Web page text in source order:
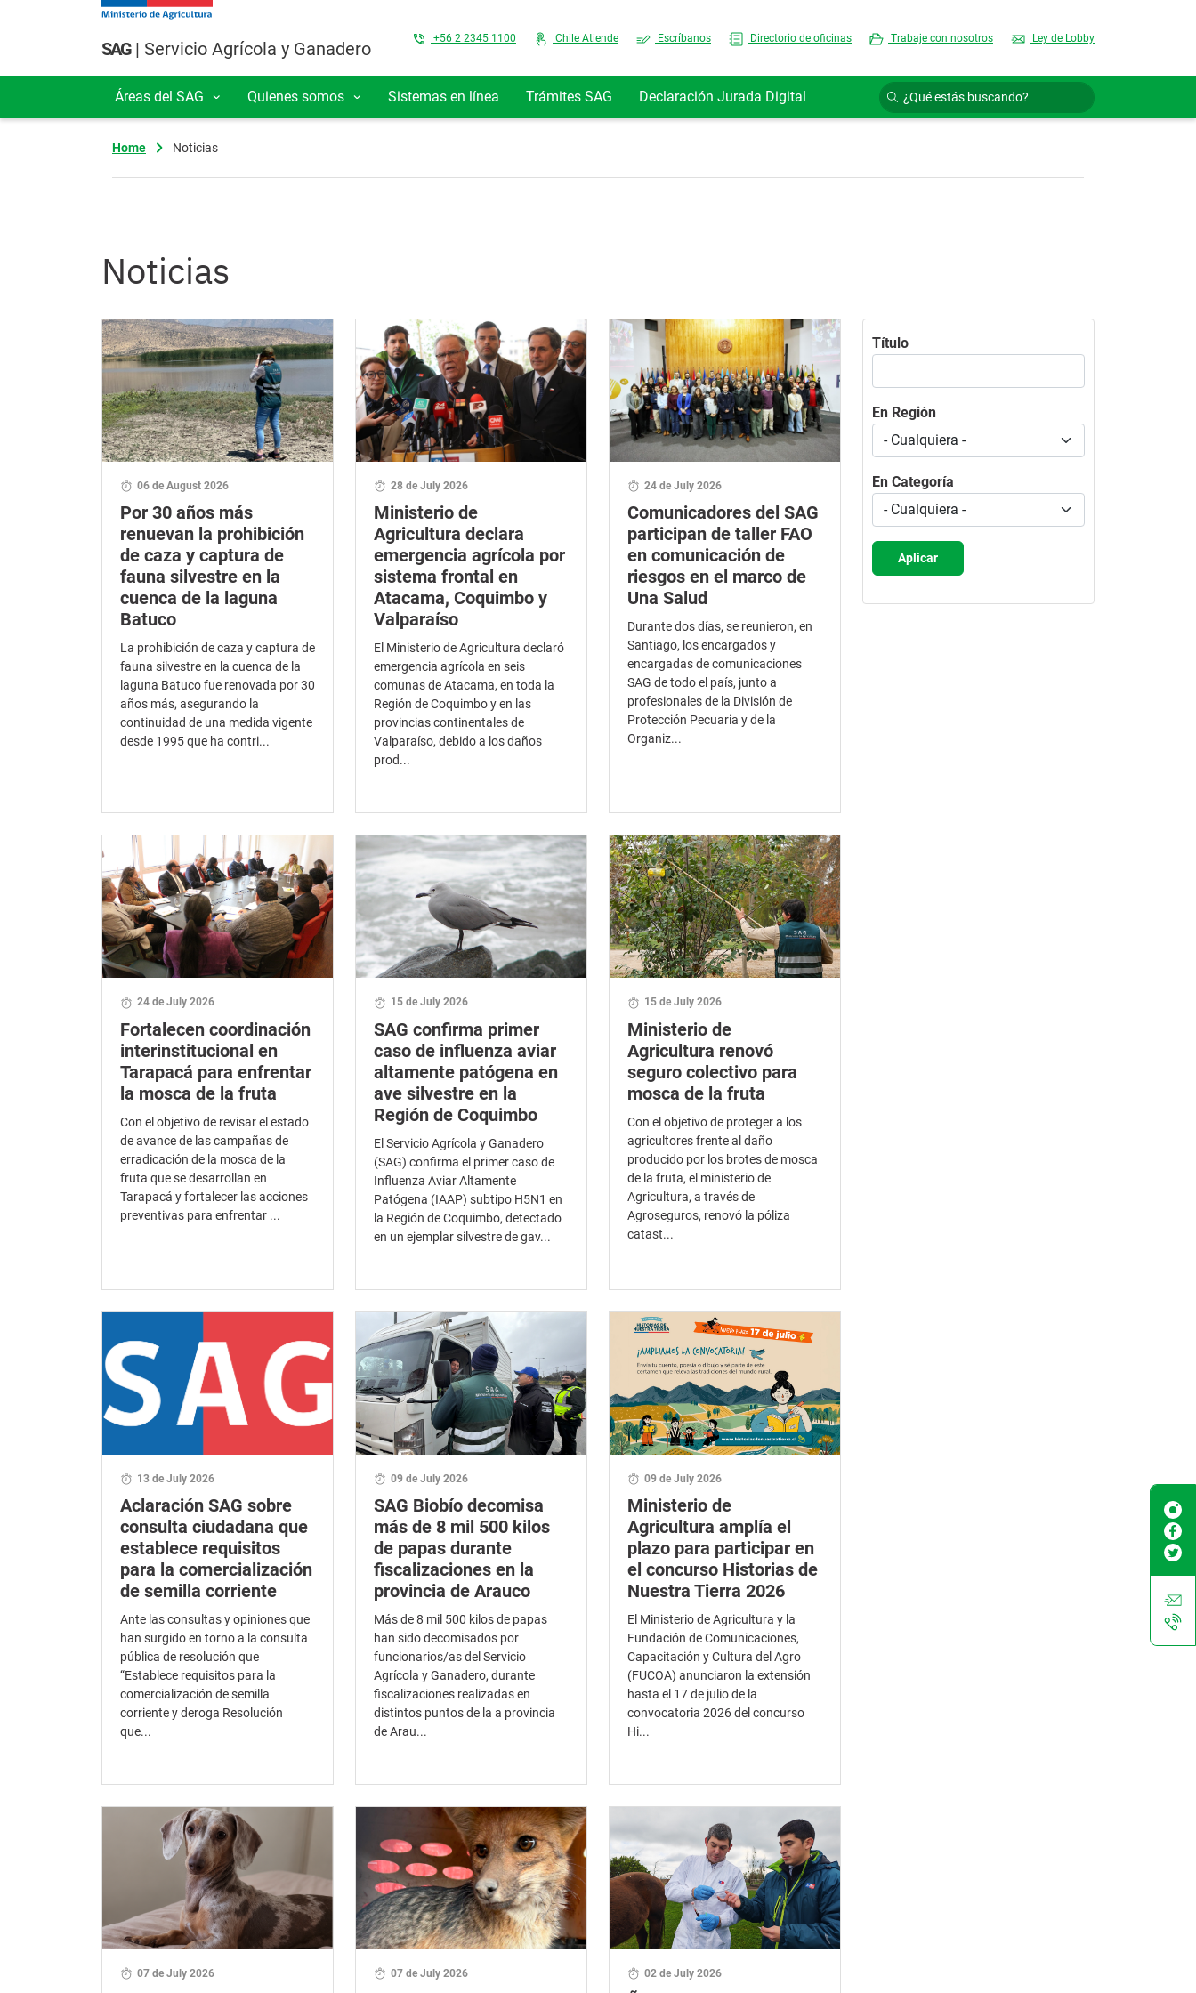
Pasar al contenido principal
SAG| Servicio Agrícola y Ganadero Top Menu
+56 2 2345 1100 Chile Atiende Escríbanos Directorio de oficinas Trabaje con nosotros Ley de Lobby
Navegación principal
Áreas del SAG Quienes somos Sistemas en línea Trámites SAG Declaración Jurada Digital
Home Noticias
Noticias
06 de August 2026
Por 30 años más
renuevan la prohibición
de caza y captura de
fauna silvestre en la
cuenca de la laguna
Batuco
La prohibición de caza y captura de
fauna silvestre en la cuenca de la
laguna Batuco fue renovada por 30
años más, asegurando la
continuidad de una medida vigente
desde 1995 que ha contri...
28 de July 2026
Ministerio de
Agricultura declara
emergencia agrícola por
sistema frontal en
Atacama, Coquimbo y
Valparaíso
El Ministerio de Agricultura declaró
emergencia agrícola en seis
comunas de Atacama, en toda la
Región de Coquimbo y en las
provincias continentales de
Valparaíso, debido a los daños
prod...
24 de July 2026
Comunicadores del SAG
participan de taller FAO
en comunicación de
riesgos en el marco de
Una Salud
Durante dos días, se reunieron, en
Santiago, los encargados y
encargadas de comunicaciones
SAG de todo el país, junto a
profesionales de la División de
Protección Pecuaria y de la
Organiz...
24 de July 2026
Fortalecen coordinación
interinstitucional en
Tarapacá para enfrentar
la mosca de la fruta
Con el objetivo de revisar el estado
de avance de las campañas de
erradicación de la mosca de la
fruta que se desarrollan en
Tarapacá y fortalecer las acciones
preventivas para enfrentar ...
15 de July 2026
SAG confirma primer
caso de influenza aviar
altamente patógena en
ave silvestre en la
Región de Coquimbo
El Servicio Agrícola y Ganadero
(SAG) confirma el primer caso de
Influenza Aviar Altamente
Patógena (IAAP) subtipo H5N1 en
la Región de Coquimbo, detectado
en un ejemplar silvestre de gav...
15 de July 2026
Ministerio de
Agricultura renovó
seguro colectivo para
mosca de la fruta
Con el objetivo de proteger a los
agricultores frente al daño
producido por los brotes de mosca
de la fruta, el ministerio de
Agricultura, a través de
Agroseguros, renovó la póliza
catast...
13 de July 2026
Aclaración SAG sobre
consulta ciudadana que
establece requisitos
para la comercialización
de semilla corriente
Ante las consultas y opiniones que
han surgido en torno a la consulta
pública de resolución que
“Establece requisitos para la
comercialización de semilla
corriente y deroga Resolución
que...
09 de July 2026
SAG Biobío decomisa
más de 8 mil 500 kilos
de papas durante
fiscalizaciones en la
provincia de Arauco
Más de 8 mil 500 kilos de papas
han sido decomisados por
funcionarios/as del Servicio
Agrícola y Ganadero, durante
fiscalizaciones realizadas en
distintos puntos de la a provincia
de Arau...
09 de July 2026
Ministerio de
Agricultura amplía el
plazo para participar en
el concurso Historias de
Nuestra Tierra 2026
El Ministerio de Agricultura y la
Fundación de Comunicaciones,
Capacitación y Cultura del Agro
(FUCOA) anunciaron la extensión
hasta el 17 de julio de la
convocatoria 2026 del concurso
Hi...
07 de July 2026 07 de July 2026 02 de July 2026
Título
En Región
En Categoría
Aplicar